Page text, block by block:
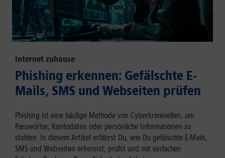
Internet zuhause
Phishing erkennen: Gefälschte E-
Mails, SMS und Webseiten prüfen
Phishing ist eine häufige Methode von Cyberkriminellen, um
Passwörter, Kontodaten oder persönliche Informationen zu
stehlen. In diesem Artikel erfährst Du, wie Du gefälschte E-Mails,
SMS und Webseiten erkennst, prüfst und mit einfachen